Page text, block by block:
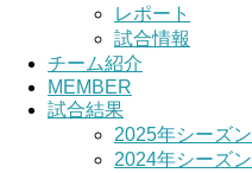
レポート
試合情報
チーム紹介
MEMBER
試合結果
2025年シーズン
2024年シーズン